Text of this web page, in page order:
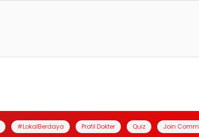
#LokalBerdaya Profil Dokter Quiz Join